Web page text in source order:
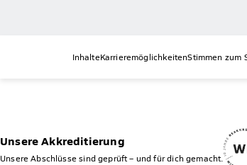
InhalteKarrieremöglichkeitenStimmen zum
Unsere Akkreditierung
Unsere Abschlüsse sind geprüft – und für dich gemacht.